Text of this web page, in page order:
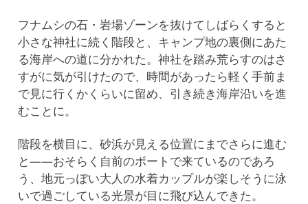
フナムシの石・岩場ゾーンを抜けてしばらくすると
小さな神社に続く階段と、キャンプ地の裏側にあた
る海岸への道に分かれた。神社を踏み荒らすのはさ
すがに気が引けたので、時間があったら軽く手前ま
で見に行くかくらいに留め、引き続き海岸沿いを進
むことに。
階段を横目に、砂浜が見える位置にまでさらに進む
と——おそらく自前のボートで来ているのであろ
う、地元っぽい大人の水着カップルが楽しそうに泳
いで過ごしている光景が目に飛び込んできた。